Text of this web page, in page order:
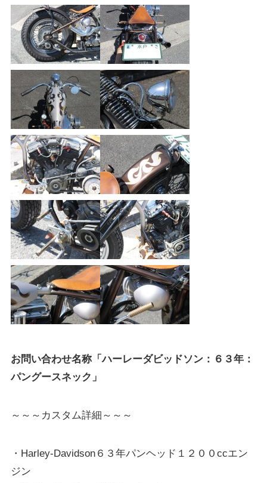
お問い合わせ名称「ハーレーダビッドソン：６３年：
パングースネック」
～～～カスタム詳細～～～
・Harley-Davidson６３年パンヘッド１２００ccエン
ジン